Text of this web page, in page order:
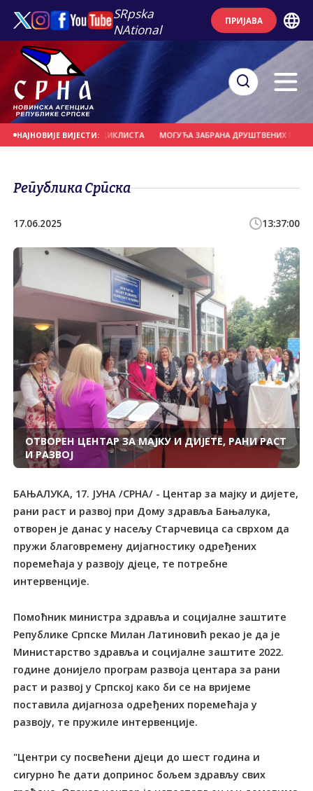
SRpska
NAtional
ПРИЈАВА
НАЈНОВИЈЕ ВИЈЕСТИ:
У ГРУПУ БИЦИКЛИСТА МОГУЋА ЗАБРАНА ДРУШТВЕНИХ МРЕЖА ЗА
Република Српска
17.06.2025 13:37:00
ОТВОРЕН ЦЕНТАР ЗА МАЈКУ И ДИЈЕТЕ, РАНИ РАСТ
И РАЗВОЈ
БАЊАЛУКА, 17. ЈУНА /СРНА/ - Центар за мајку и дијете,
рани раст и развој при Дому здравља Бањалука,
отворен је данас у насељу Старчевица са сврхом да
пружи благовремену дијагностику одређених
поремећаја у развоју дјеце, те потребне
интервенције.
Помоћник министра здравља и социјалне заштите
Републике Српске Милан Латиновић рекао је да је
Министарство здравља и социјалне заштите 2022.
године донијело програм развоја центара за рани
раст и развој у Српској како би се на вријеме
поставила дијагноза одређених поремећаја у
развоју, те пружиле интервенције.
"Центри су посвећени дјеци до шест година и
сигурно ће дати допринос бољем здрављу свих